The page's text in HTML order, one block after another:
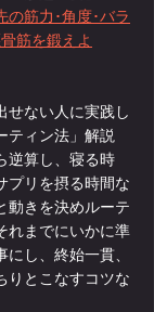
の筋力･角度･バラ
筋を鍛えよ
せない人に実践し
ティン法」解説
逆算し、寝る時
プリを摂る時間な
動きを決めルーテ
れまでにいかに準
し、終始一貫、
りとこなすコツな